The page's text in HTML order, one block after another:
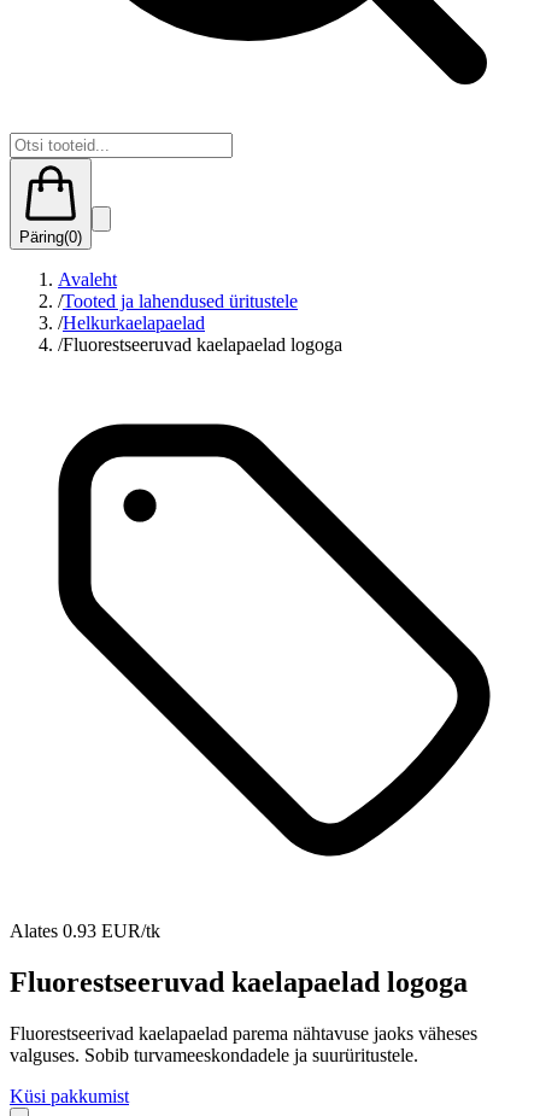
Päring(0)
Avaleht
/Tooted ja lahendused üritustele
/Helkurkaelapaelad
/Fluorestseeruvad kaelapaelad logoga
Alates 0.93 EUR/tk
Fluorestseeruvad kaelapaelad logoga
Fluorestseerivad kaelapaelad parema nähtavuse jaoks väheses
valguses. Sobib turvameeskondadele ja suurüritustele.
Küsi pakkumist